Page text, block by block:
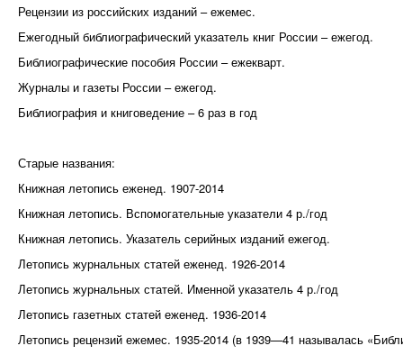
Рецензии из российских изданий – ежемес.
Ежегодный библиографический указатель книг России – ежегод.
Библиографические пособия России – ежекварт.
Журналы и газеты России – ежегод.
Библиография и книговедение – 6 раз в год
Старые названия:
Книжная летопись еженед. 1907-2014
Книжная летопись. Вспомогательные указатели 4 р./год
Книжная летопись. Указатель серийных изданий ежегод.
Летопись журнальных статей еженед. 1926-2014
Летопись журнальных статей. Именной указатель 4 р./год
Летопись газетных статей еженед. 1936-2014
Летопись рецензий ежемес. 1935-2014 (в 1939—41 называлась